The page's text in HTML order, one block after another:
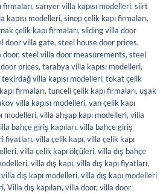
firmaları,sarıyer villa kapısı modelleri,siirt
kapısı modelleri,sinop çelik kapı firmaları,
çelik kapı firmaları,sliding villa door
door villa gate,steel house door prices,
door,steel villa door measurements,steel
prices,tarabya villa kapısı modelleri,
tekirdağ villa kapısı modelleri,tokat çelik
firmaları,tunceli çelik kapı firmaları,uşak
villa kapısı modelleri,van çelik kapı
modelleri,villa ahşap kapı modelleri,villa
bahçe giriş kapıları,villa bahçe giriş
fiyatları,villa çelik kapı,villa çelik kapı
,villa çelik kapı ölçüleri,villa dış bahçe
,villa dış kapı,villa dış kapı fiyatları,
villa dış kapı modelleri,villa dış kapı modelleri
,Villa dış kapıları,villa door,villa door